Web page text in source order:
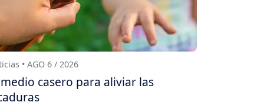
• AGO 6 / 2026
casero para aliviar las